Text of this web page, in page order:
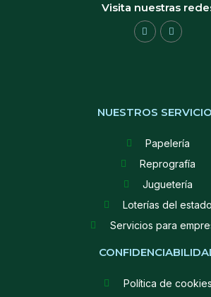
Visita nuestras
NUESTROS
Papelería
Reprografía
Juguetería
Loterías del estado
Servicios para
Política de cookies